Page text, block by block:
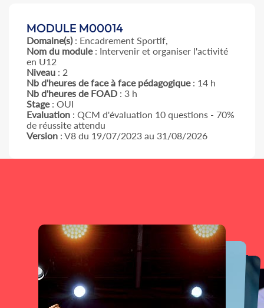
MODULE M00014
Domaine(s): Encadrement Sportif,
Nom du module: Intervenir et organiser l'activité
en U12
Niveau : 2
Nb d'heures de face à face pédagogique: 14 h
Nb d'heures de FOAD : 3 h
Stage: OUI
Evaluation : QCM d'évaluation 10 questions - 70%
de réussite attendu
Version : V8 du 19/07/2023 au 31/08/2026